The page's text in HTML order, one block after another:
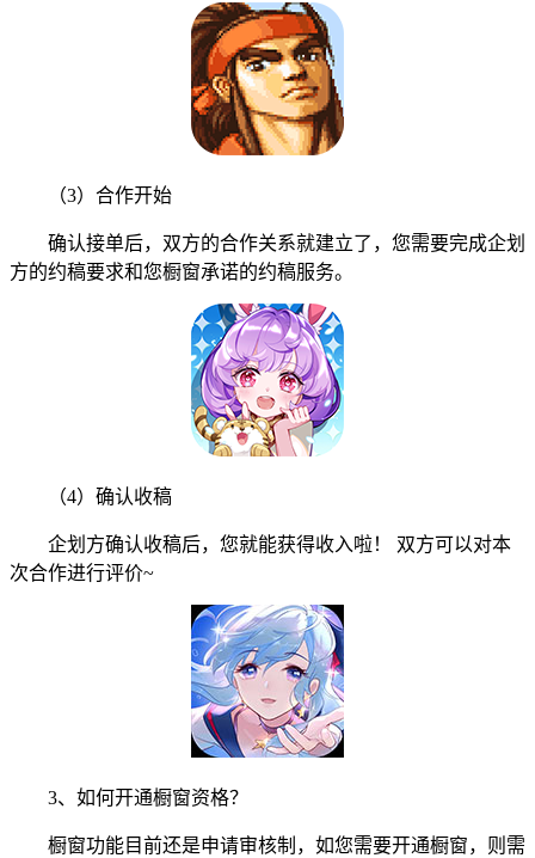
（3）合作开始
确认接单后，双方的合作关系就建立了，您需要完成企划
方的约稿要求和您橱窗承诺的约稿服务。
（4）确认收稿
企划方确认收稿后，您就能获得收入啦！ 双方可以对本
次合作进行评价~
3、如何开通橱窗资格？
橱窗功能目前还是申请审核制，如您需要开通橱窗，则需